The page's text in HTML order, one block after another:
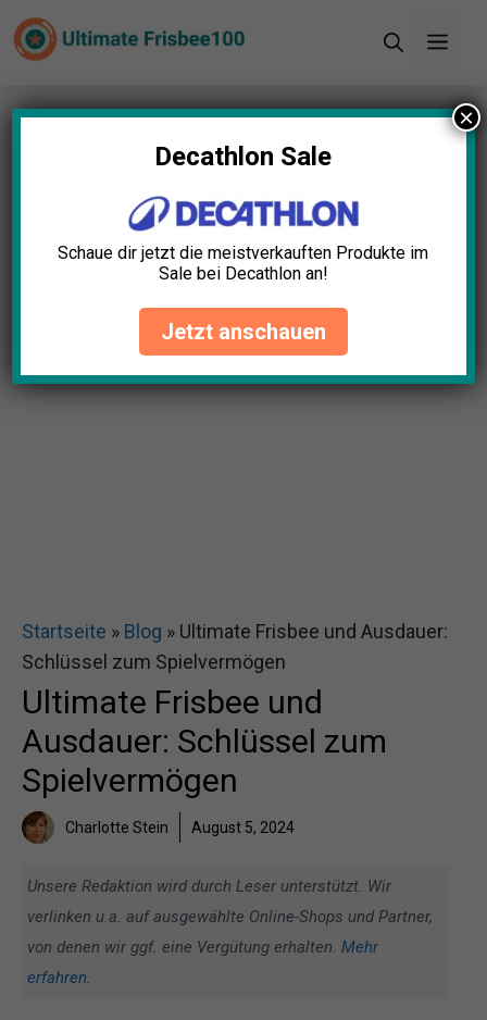
Zum
Inhalt
Startseite » Blog » Ultimate Frisbee und Ausdauer:
Schlüssel zum Spielvermögen
Ultimate Frisbee und
Ausdauer: Schlüssel zum
Spielvermögen
Charlotte Stein August 5, 2024
Unsere Redaktion wird durch Leser unterstützt. Wir
verlinken u.a. auf ausgewählte Online-Shops und Partner,
von denen wir ggf. eine Vergütung erhalten. Mehr
erfahren.
Decathlon Sale
Schaue dir jetzt die meistverkauften Produkte im
Sale bei Decathlon an!
Jetzt anschauen
×